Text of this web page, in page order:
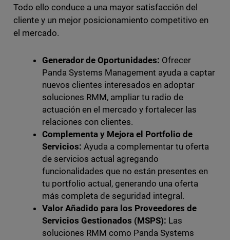
Todo ello conduce a una mayor satisfacción del
cliente y un mejor posicionamiento competitivo en
el mercado.
Generador de Oportunidades: Ofrecer
Panda Systems Management ayuda a captar
nuevos clientes interesados en adoptar
soluciones RMM, ampliar tu radio de
actuación en el mercado y fortalecer las
relaciones con clientes.
Complementa y Mejora el Portfolio de
Servicios: Ayuda a complementar tu oferta
de servicios actual agregando
funcionalidades que no están presentes en
tu portfolio actual, generando una oferta
más completa de seguridad integral.
Valor Añadido para los Proveedores de
Servicios Gestionados (MSPS): Las
soluciones RMM como Panda Systems